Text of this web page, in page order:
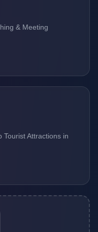
& Meeting
Tourist Attractions in